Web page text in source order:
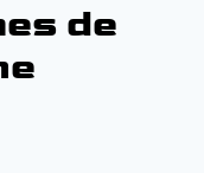
de